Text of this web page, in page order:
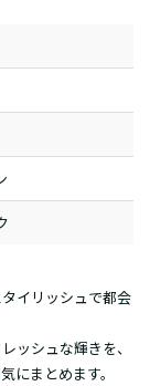
イリッシュで都会
ッシュな輝きを、
にまとめます。